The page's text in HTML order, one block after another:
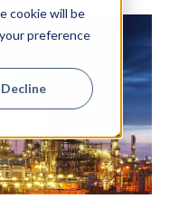
cookie will be
preference
Decline